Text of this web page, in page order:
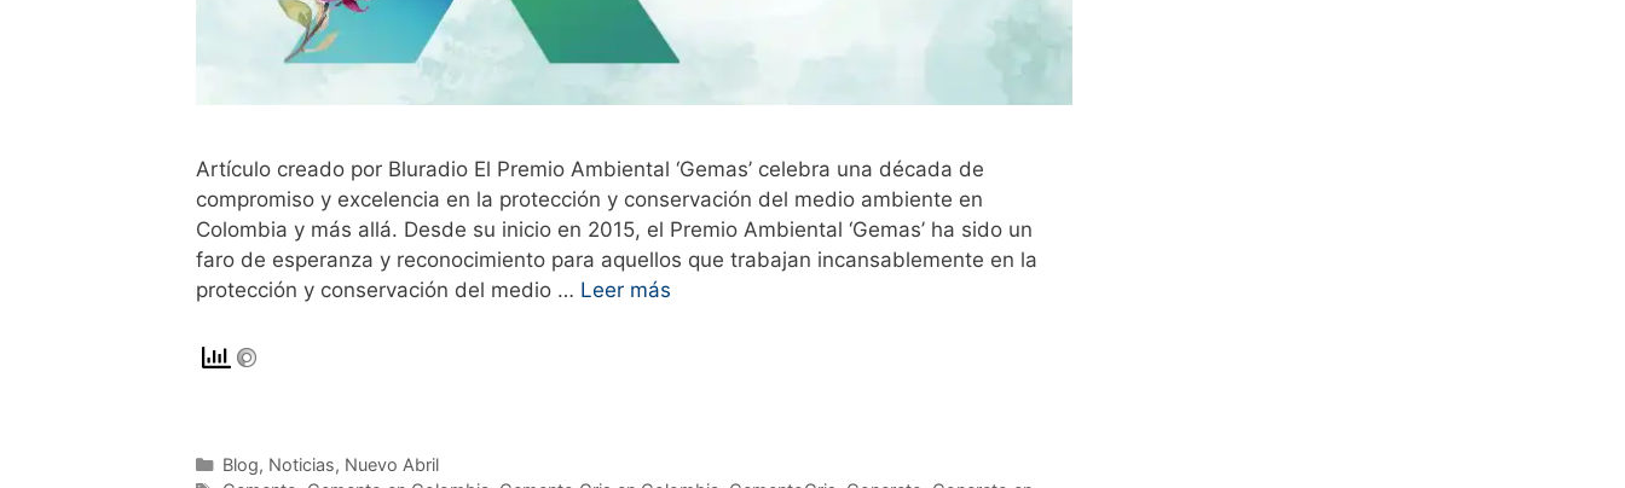
Artículo creado por Bluradio El Premio Ambiental ‘Gemas’ celebra una década de
compromiso y excelencia en la protección y conservación del medio ambiente en
Colombia y más allá. Desde su inicio en 2015, el Premio Ambiental ‘Gemas’ ha sido un
faro de esperanza y reconocimiento para aquellos que trabajan incansablemente en la
protección y conservación del medio … Leer más
Blog, Noticias, Nuevo Abril